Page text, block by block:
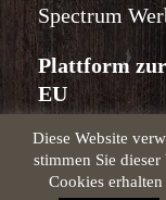
Spectrum
Plattform
EU
Diese Website
stimmen Sie
Cookies